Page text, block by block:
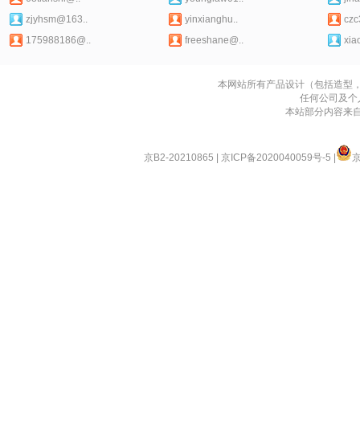
zjyhsm@163..
yinxianghu..
175988186@..
freeshane@..
本网站所有产品设计（包括造型
任何公司及
本站部分内容来
京B2-20210865 京ICP备2020040059号-5